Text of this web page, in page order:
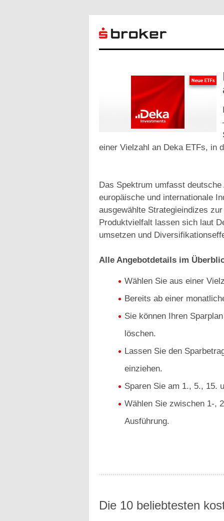
einer Vielzahl an Deka ETFs, in
Das Spektrum umfasst
europäische und internationale
ausgewählte Strategieindizes
Produktvielfalt lassen sich laut
umsetzen und
Alle Angebotdetails im
Wählen Sie aus einer
Bereits ab einer
Sie können Ihren
löschen.
Lassen Sie den
einziehen.
Sparen Sie am 1., 5., 15.
Wählen Sie zwischen 1-,
Ausführung.
Die 10 beliebtesten